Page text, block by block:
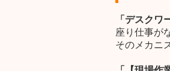
「デスクワ
座り仕事が
そのメカニ